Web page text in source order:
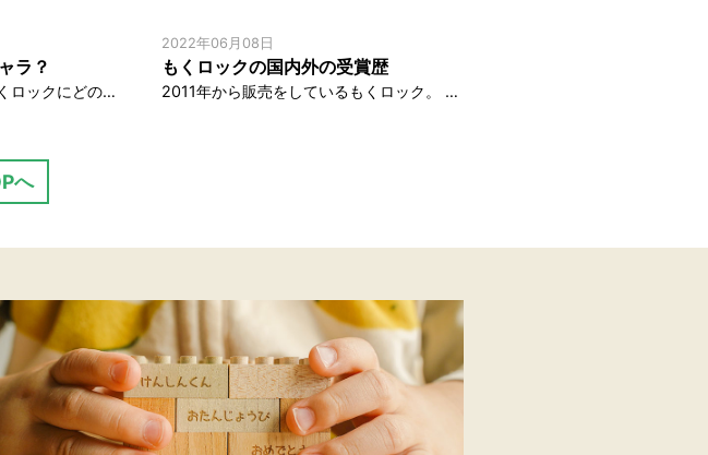
ラ？
こんにちは。 皆さんはもくロックにどのようなイメージを持たれているでしょう？ 誕生から10年近く共に過ごして感じた特徴や魅力の理由をご紹介します。 木製玩具としての機能ではなく、贈り物としてご検討されている方や贈られる子 […]
2022年06月08日
もくロックの国内外の受賞歴
2011年から販売をしているもくロック。 ありがたいことに、これまで様々な賞を頂きました。 今回は、これまでに頂いた賞を、ご紹介します。 メゾン・エ・オブジェ グリーン・アイテナリー賞 2015年 フランス フランス […]
へ